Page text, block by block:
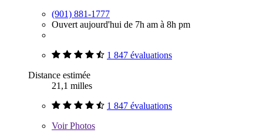
(901) 881-1777
Ouvert aujourd'hui de 7h am à 8h pm
1 847 évaluations
Distance estimée
21,1 milles
1 847 évaluations
VoirPhotos